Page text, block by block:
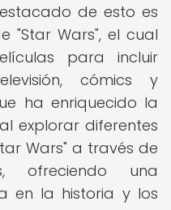
de esto es
"Star Wars", el cual
para incluir
cómics y
ha enriquecido la
explorar diferentes
Wars" a través de
ofreciendo una
en la historia y los